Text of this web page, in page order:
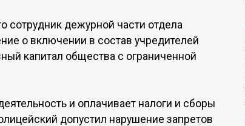
сотрудник дежурной части отдела
о включении в состав учредителей
капитал общества с ограниченной
и оплачивает налоги и сборы
допустил нарушение запретов